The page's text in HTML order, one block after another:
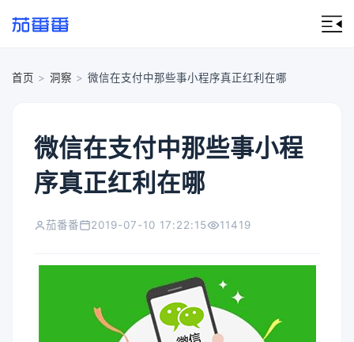
首页 > 洞察 > 微信在支付中那些事小程序真正红利在哪
微信在支付中那些事小程
序真正红利在哪
茄番番 2019-07-10 17:22:15 11419